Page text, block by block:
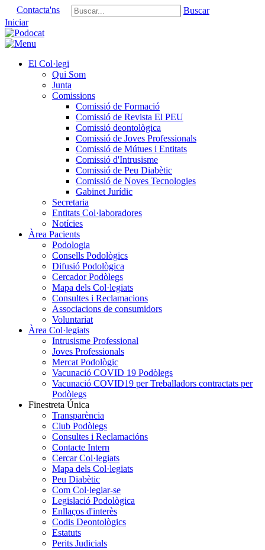
Contacta'ns
Buscar
Iniciar
El Col·legi
Qui Som
Junta
Comissions
Comissió de Formació
Comissió de Revista El PEU
Comissió deontològica
Comissió de Joves Professionals
Comissió de Mútues i Entitats
Comissió d'Intrusisme
Comissió de Peu Diabètic
Comissió de Noves Tecnologies
Gabinet Jurídic
Secretaria
Entitats Col·laboradores
Notícies
Àrea Pacients
Podologia
Consells Podològics
Difusió Podològica
Cercador Podòlegs
Mapa dels Col·legiats
Consultes i Reclamacions
Associacions de consumidors
Voluntariat
Àrea Col·legiats
Intrusisme Professional
Joves Professionals
Mercat Podològic
Vacunació COVID 19 Podòlegs
Vacunació COVID19 per Treballadors contractats per
Podòlegs
Finestreta Única
Transparència
Club Podòlegs
Consultes i Reclamacións
Contacte Intern
Cercar Col·legiats
Mapa dels Col·legiats
Peu Diabètic
Com Col·legiar-se
Legislació Podològica
Enllaços d'interès
Codis Deontològics
Estatuts
Perits Judicials